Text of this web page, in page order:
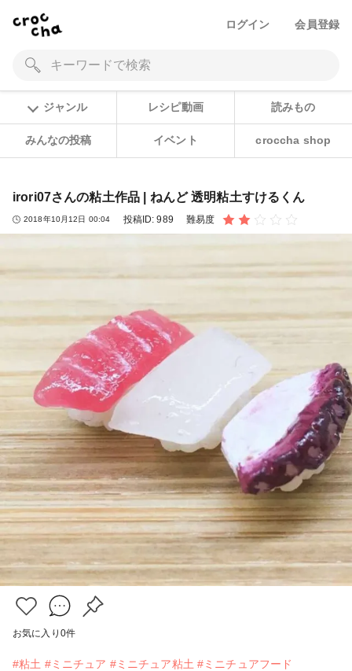
ログイン 会員登録
ジャンル レシピ動画 読みもの
みんなの投稿 イベント croccha shop
irori07さんの粘土作品 | ねんど 透明粘土すけるくん
2018年10月12日 00:04 投稿ID:989 難易度
お気に入り 0件
#粘土 #ミニチュア #ミニチュア粘土 #ミニチュアフード